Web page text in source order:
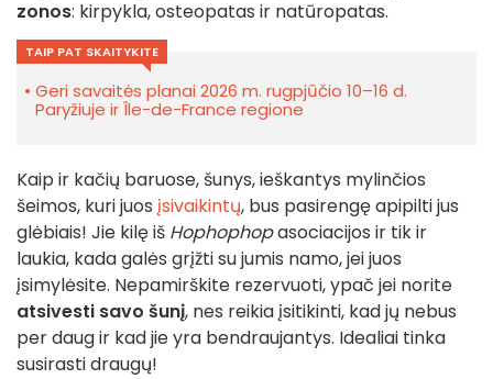
zonos: kirpykla, osteopatas ir natūropatas.
TAIP PAT SKAITYKITE
Geri savaitės planai 2026 m. rugpjūčio 10–16 d.
Paryžiuje ir Île-de-France regione
Kaip ir kačių baruose, šunys, ieškantys mylinčios
šeimos, kuri juos įsivaikintų, bus pasirengę apipilti jus
glėbiais! Jie kilę iš Hophophopasociacijos ir tik ir
laukia, kada galės grįžti su jumis namo, jei juos
įsimylėsite. Nepamirškite rezervuoti, ypač jei norite
atsivesti savo šunį, nes reikia įsitikinti, kad jų nebus
per daug ir kad jie yra bendraujantys. Idealiai tinka
susirasti draugų!